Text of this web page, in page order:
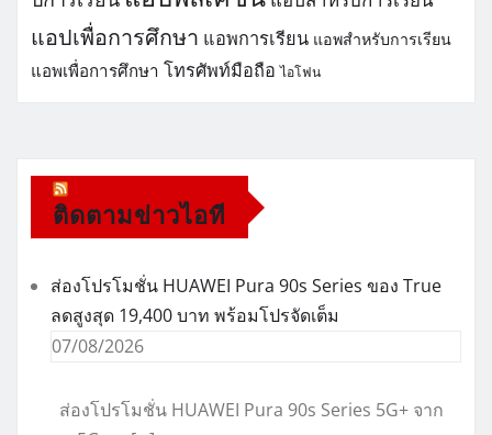
แอปเพื่อการศึกษา แอพการเรียน แอพสำหรับการเรียน
แอพเพื่อการศึกษา โทรศัพท์มือถือ ไอโฟน
ติดตามข่าวไอที
ส่องโปรโมชั่น HUAWEI Pura 90s Series ของ True
ลดสูงสุด 19,400 บาท พร้อมโปรจัดเต็ม
07/08/2026
ส่องโปรโมชั่น HUAWEI Pura 90s Series 5G+ จาก